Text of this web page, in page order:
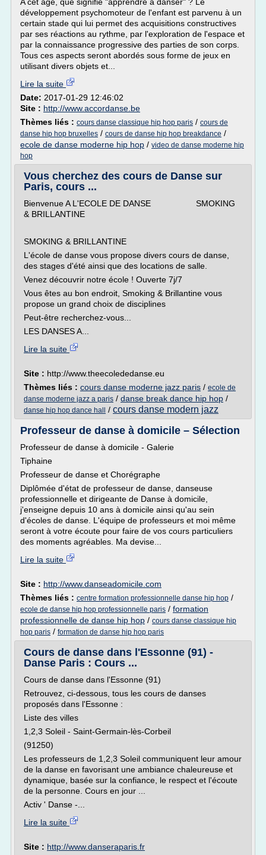
développement psychomoteur de l'enfant est parvenu à un
certain stade qui lui permet des acquisitions constructives
par ses réactions au rythme, par l'exploration de l'espace et
par la connaissance progressive des parties de son corps.
Tous ces aspects seront abordés sous forme de jeux en
utilisant divers objets et...
Lire la suite
Date: 2017-01-29 12:46:02
Site : http://www.accordanse.be
Thèmes liés : cours danse classique hip hop paris / cours de
danse hip hop bruxelles / cours de danse hip hop breakdance /
ecole de danse moderne hip hop / video de danse moderne hip
hop
Vous cherchez des cours de Danse sur
Paris, cours ...
Bienvenue A L'ECOLE DE DANSE SMOKING
& BRILLANTINE
SMOKING & BRILLANTINE
L'école de danse vous propose divers cours de danse,
des stages d'été ainsi que des locations de salle.
Venez découvrir notre école ! Ouverte 7j/7
Vous êtes au bon endroit, Smoking & Brillantine vous
propose un grand choix de disciplines
Peut-être recherchez-vous...
LES DANSES A...
Lire la suite
Site : http://www.theecolededanse.eu
Thèmes liés : cours danse moderne jazz paris / ecole de
danse moderne jazz a paris / danse break dance hip hop /
danse hip hop dance hall / cours danse modern jazz
Professeur de danse à domicile – Sélection
Professeur de danse à domicile - Galerie
Tiphaine
Professeur de danse et Chorégraphe
Diplômée d'état de professeur de danse, danseuse
professionnelle et dirigeante de Danse à domicile,
j'enseigne depuis 10 ans à domicile ainsi qu'au sein
d'écoles de danse. L'équipe de professeurs et moi même
seront à votre écoute pour faire de vos cours particuliers
des moments agréables. Ma devise...
Lire la suite
Site : http://www.danseadomicile.com
Thèmes liés : centre formation professionnelle danse hip hop /
ecole de danse hip hop professionnelle paris / formation
professionnelle de danse hip hop / cours danse classique hip
hop paris / formation de danse hip hop paris
Cours de danse dans l'Essonne (91) -
Danse Paris : Cours ...
Cours de danse dans l'Essonne (91)
Retrouvez, ci-dessous, tous les cours de danses
proposés dans l'Essonne :
Liste des villes
1,2,3 Soleil - Saint-Germain-lès-Corbeil
(91250)
Les professeurs de 1,2,3 Soleil communiquent leur amour
de la danse en favorisant une ambiance chaleureuse et
dynamique, basée sur la confiance, le respect et l'écoute
de la personne. Cours en jour ...
Activ ' Danse -...
Lire la suite
Site : http://www.danseraparis.fr